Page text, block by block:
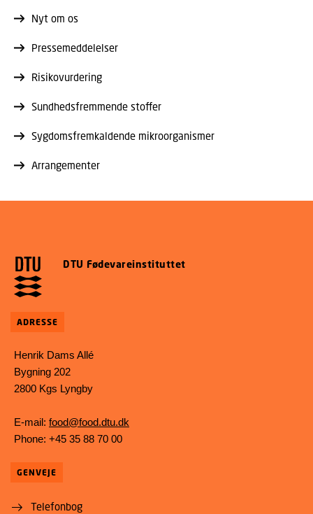
Nyt om os
Pressemeddelelser
Risikovurdering
Sundhedsfremmende stoffer
Sygdomsfremkaldende mikroorganismer
Arrangementer
DTU Fødevareinstituttet
ADRESSE
Henrik Dams Allé
Bygning 202
2800 Kgs Lyngby
E-mail: food@food.dtu.dk
Phone: +45 35 88 70 00
GENVEJE
Telefonbog